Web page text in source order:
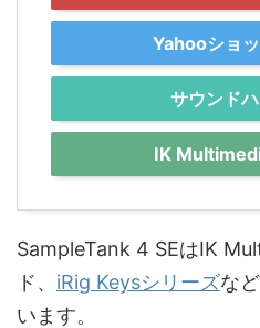
Yahooショ
サウンド
IK
SampleTank 4 SEはIK
ド、 iRig Keysシリーズな
います。